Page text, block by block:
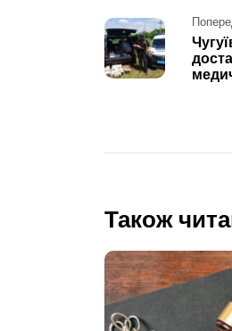
Post
navigation
Також